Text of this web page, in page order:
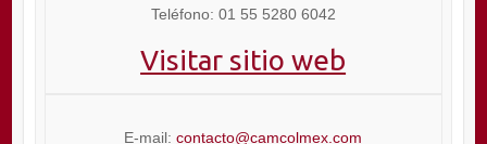
Teléfono: 01 55 5280 6042
Visitar sitio web
E-mail:contacto@camcolmex.com